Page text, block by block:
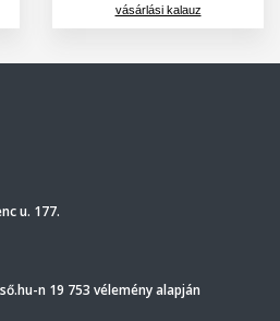
vásárlási kalauz
u. 177.
n 19 753 vélemény alapján